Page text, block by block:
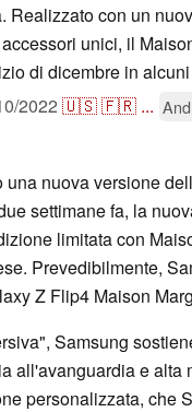
Realizzato con un
unici, il
di dicembre in
2022 🇺🇸🇫🇷 ...
nuova versione
settimane fa, la
limitata con
Prevedibilmente,
Z Flip4 Maison
Samsung
all'avanguardia e alta
personalizzata, che